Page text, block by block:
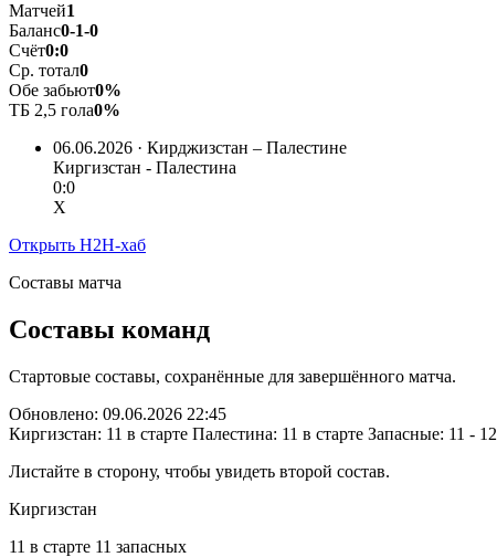
Матчей1
Баланс0-1-0
Счёт0:0
Ср. тотал0
Обе забьют0%
ТБ 2,5 гола0%
06.06.2026 · Кирджизстан – Палестине
Киргизстан - Палестина
0:0
X
Открыть H2H-хаб
Составы матча
Составы команд
Стартовые составы, сохранённые для завершённого матча.
Обновлено: 09.06.2026 22:45
Киргизстан: 11 в старте Палестина: 11 в старте Запасные: 11 - 12
Листайте в сторону, чтобы увидеть второй состав.
Киргизстан
11 в старте 11 запасных